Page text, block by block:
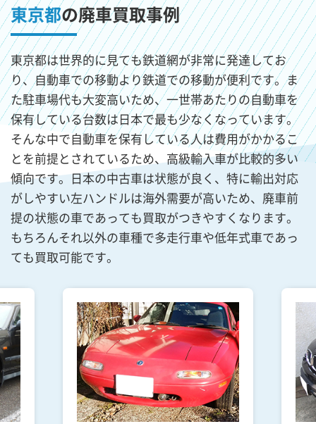
東京都の廃車買取事例
東京都は世界的に見ても鉄道網が非常に発達してお
り、自動車での移動より鉄道での移動が便利です。ま
た駐車場代も大変高いため、一世帯あたりの自動車を
保有している台数は日本で最も少なくなっています。
そんな中で自動車を保有している人は費用がかかるこ
とを前提とされているため、高級輸入車が比較的多い
傾向です。日本の中古車は状態が良く、特に輸出対応
がしやすい左ハンドルは海外需要が高いため、廃車前
提の状態の車であっても買取がつきやすくなります。
もちろんそれ以外の車種で多走行車や低年式車であっ
ても買取可能です。